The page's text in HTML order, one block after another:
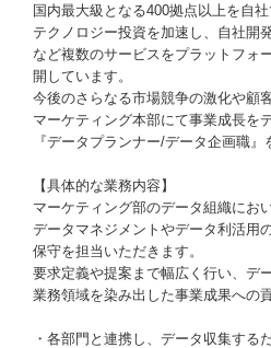
国内最大級となる400拠点以上を自
テクノロジー投資を加速し、自社開
など複数のサービスをプラットフォ
開しています。
今後のさらなる市場競争の激化や顧
マーケティング本部にて事業成長を
『データプランナー/データ企画職』
【具体的な業務内容】
マーケティング部のデータ組織にお
データマネジメントやデータ利活用
保守を担当いただきます。
要求定義や提案まで幅広く行い、デ
業務領域を染み出した事業成果への
・各部門と連携し、データ収集する